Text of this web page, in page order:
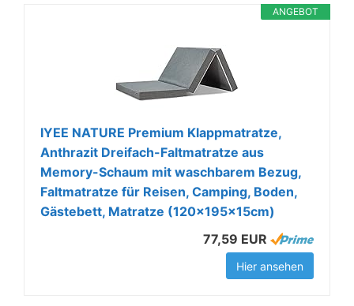
ANGEBOT
IYEE NATURE Premium Klappmatratze,
Anthrazit Dreifach-Faltmatratze aus
Memory-Schaum mit waschbarem Bezug,
Faltmatratze für Reisen, Camping, Boden,
Gästebett, Matratze (120x195x15cm)
77,59 EUR
Hier ansehen